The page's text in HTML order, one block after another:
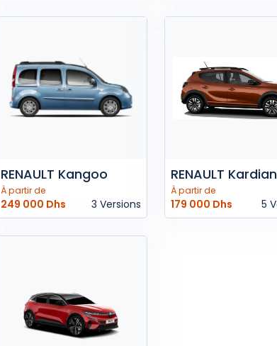
RENAULT Kangoo
À partir de
249 000 Dhs 3 Versions
RENAULT Kardian
À partir de
179 000 Dhs 5